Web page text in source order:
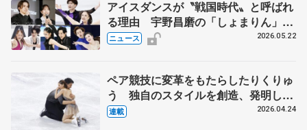
アイスダンスが〝戦国時代〟と呼ばれ
る理由 宇野昌磨の「しょまりん」ら
実力者が相次いで参戦 国内の競争激
ニュース 2026.05.22
ペア競技に変革をもたらしたりくりゅ
う 独自のスタイルを創造、発明した
【引退発表後②】
連載 2026.04.24